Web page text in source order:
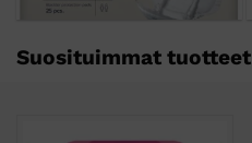
Suosituimmat tuotteet